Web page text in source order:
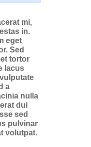
mi,
in.
eget
Sed
tortor
lacus
a
nulla
dui
sed
pulvinar
volutpat.